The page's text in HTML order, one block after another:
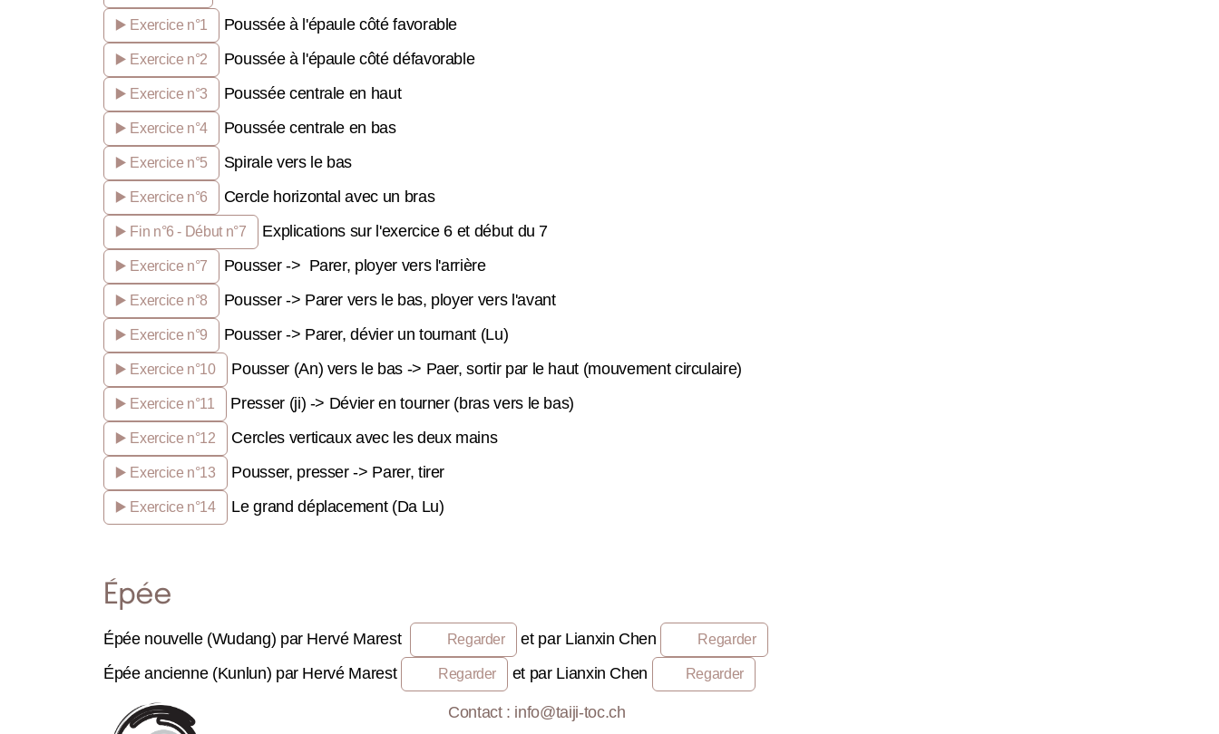
▶️ Exercice n°1 Poussée à l'épaule côté favorable
▶️ Exercice n°2 Poussée à l'épaule côté défavorable
▶️ Exercice n°3 Poussée centrale en haut
▶️ Exercice n°4 Poussée centrale en bas
▶️ Exercice n°5 Spirale vers le bas
▶️ Exercice n°6 Cercle horizontal avec un bras
▶️ Fin n°6 - Début n°7 Explications sur l'exercice 6 et début du 7
▶️ Exercice n°7 Pousser -> Parer, ployer vers l'arrière
▶️ Exercice n°8 Pousser -> Parer vers le bas, ployer vers l'avant
▶️ Exercice n°9 Pousser -> Parer, dévier un tournant (Lu)
▶️ Exercice n°10 Pousser (An) vers le bas -> Paer, sortir par le haut (mouvement circulaire)
▶️ Exercice n°11 Presser (ji) -> Dévier en tourner (bras vers le bas)
▶️ Exercice n°12 Cercles verticaux avec les deux mains
▶️ Exercice n°13 Pousser, presser -> Parer, tirer
▶️ Exercice n°14 Le grand déplacement (Da Lu)
Épée
Épée nouvelle (Wudang) par Hervé Marest Regarder et par Lianxin Chen Regarder
Épée ancienne (Kunlun) par Hervé Marest Regarder et par Lianxin Chen Regarder
Contact : info@taiji-toc.ch